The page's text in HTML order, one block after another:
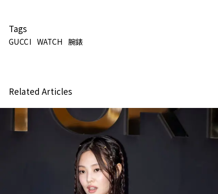
Tags
GUCCI WATCH 腕錶
Related Articles